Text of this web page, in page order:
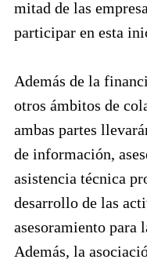
mitad de las
participar en esta
Además de la
otros ámbitos de
ambas partes
de información,
asistencia técnica
desarrollo de las
asesoramiento para
Además, la